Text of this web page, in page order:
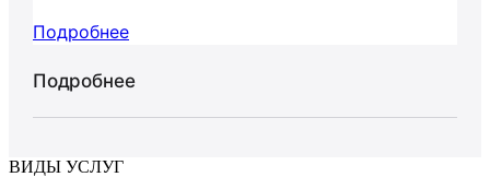
Подробнее
Подробнее
ВИДЫ УСЛУГ